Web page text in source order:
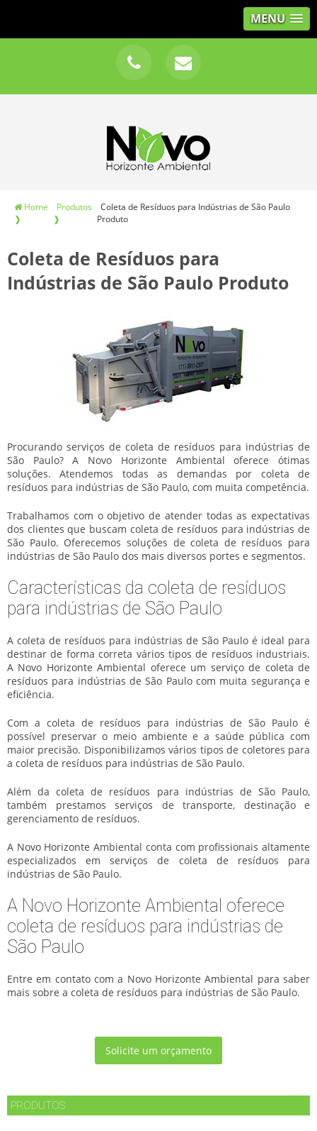
MENU
Home
❱
Produtos
❱
Coleta de Resíduos para Indústrias de São Paulo
Produto
Coleta de Resíduos para
Indústrias de São Paulo Produto
Procurando serviços de coleta de resíduos para indústrias de
São Paulo? A Novo Horizonte Ambiental oferece ótimas
soluções. Atendemos todas as demandas por coleta de
resíduos para indústrias de São Paulo, com muita competência.
Trabalhamos com o objetivo de atender todas as expectativas
dos clientes que buscam coleta de resíduos para indústrias de
São Paulo. Oferecemos soluções de coleta de resíduos para
indústrias de São Paulo dos mais diversos portes e segmentos.
Características da coleta de resíduos
para indústrias de São Paulo
A coleta de resíduos para indústrias de São Paulo é ideal para
destinar de forma correta vários tipos de resíduos industriais.
A Novo Horizonte Ambiental oferece um serviço de coleta de
resíduos para indústrias de São Paulo com muita segurança e
eficiência.
Com a coleta de resíduos para indústrias de São Paulo é
possível preservar o meio ambiente e a saúde pública com
maior precisão. Disponibilizamos vários tipos de coletores para
a coleta de resíduos para indústrias de São Paulo.
Além da coleta de resíduos para indústrias de São Paulo,
também prestamos serviços de transporte, destinação e
gerenciamento de resíduos.
A Novo Horizonte Ambiental conta com profissionais altamente
especializados em serviços de coleta de resíduos para
indústrias de São Paulo.
A Novo Horizonte Ambiental oferece
coleta de resíduos para indústrias de
São Paulo
Entre em contato com a Novo Horizonte Ambiental para saber
mais sobre a coleta de resíduos para indústrias de São Paulo.
Solicite um orçamento
PRODUTOS